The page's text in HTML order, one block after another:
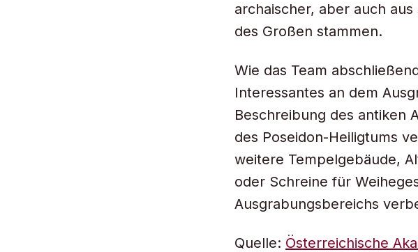
archaischer, aber auch
des Großen stammen.
Wie das Team
Interessantes an dem
Beschreibung des antiken
des Poseidon-Heiligtums
weitere Tempelgebäude,
oder Schreine für
Ausgrabungsbereichs
Quelle: Österreichische